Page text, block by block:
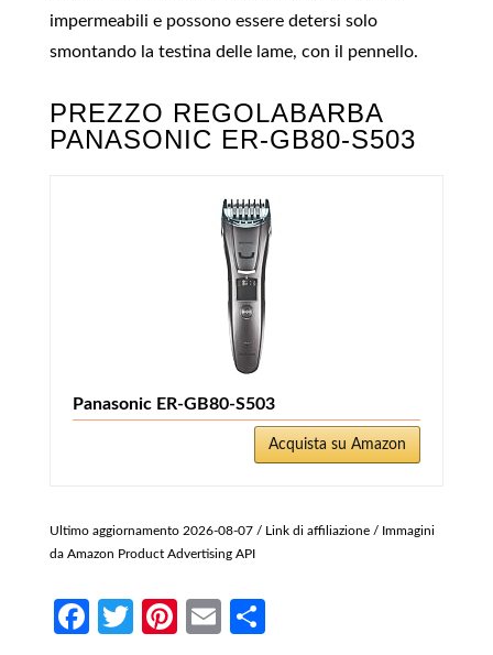
impermeabili e possono essere detersi solo
smontando la testina delle lame, con il pennello.
PREZZO REGOLABARBA
PANASONIC ER-GB80-S503
Panasonic ER-GB80-S503
Acquista su Amazon
Ultimo aggiornamento 2026-08-07 / Link di affiliazione / Immagini
da Amazon Product Advertising API
Facebook
Twitter
Pinterest
Email